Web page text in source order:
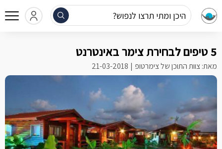
היכן ומתי תרצו לנפוש?
5 טיפים לבחירת צימר באינטרנט
מאת: צוות התוכן של צימרטופ 21-03-2018